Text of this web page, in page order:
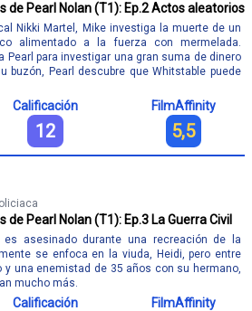
de Pearl Nolan (T1): Ep.2 Actos aleatorios
Nikki Martel, Mike investiga la muerte de un
alimentado a la fuerza con mermelada.
Pearl para investigar una gran suma de dinero
buzón, Pearl descubre que Whitstable puede
Calificación
12
FilmAffinity
5,5
de Pearl Nolan (T1): Ep.3 La Guerra Civil
asesinado durante una recreación de la
se enfoca en la viuda, Heidi, pero entre
y una enemistad de 35 años con su hermano,
mucho más.
Calificación FilmAffinity